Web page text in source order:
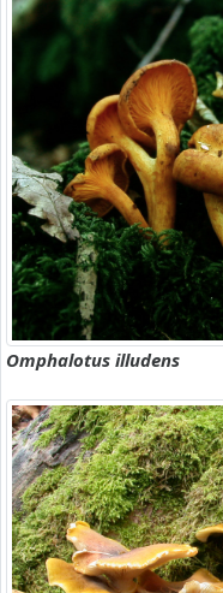
Omphalotus illudens